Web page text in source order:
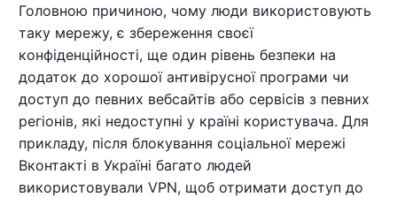
Головною причиною, чому люди використовують
таку мережу, є збереження своєї
конфіденційності, ще один рівень безпеки на
додаток до хорошої антивірусної програми чи
доступ до певних вебсайтів або сервісів з певних
регіонів, які недоступні у країні користувача. Для
прикладу, після блокування соціальної мережі
Вконтакті в Україні багато людей
використовували VPN, щоб отримати доступ до